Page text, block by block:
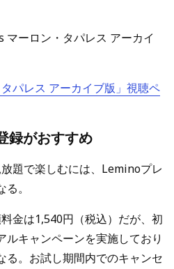
ーロン・タパレス アーカイ
パレス アーカイブ版」視聴ペ
録がおすすめ
題で楽しむには、Leminoプレ
。
金は1,540円（税込）だが、初
ルキャンペーンを実施しており
る。お試し期間内でのキャンセ